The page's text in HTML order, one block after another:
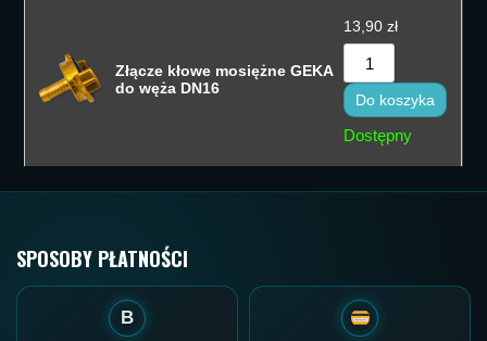
Złącze kłowe mosiężne GEKA
do węża DN16
13,90 zł
Do koszyka
Dostępny
SPOSOBY PŁATNOŚCI
B